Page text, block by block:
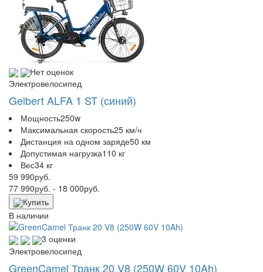
Нет оценок
Электровелосипед
Gelbert ALFA 1 ST (синий)
Мощность250w
Максимальная скорость25 км/ч
Дистанция на одном заряде50 км
Допустимая нагрузка110 кг
Вес34 кг
59 990руб.
77 990руб. - 18 000руб.
Купить
В наличии
3 оценки
Электровелосипед
GreenCamel Транк 20 V8 (250W 60V 10Ah)